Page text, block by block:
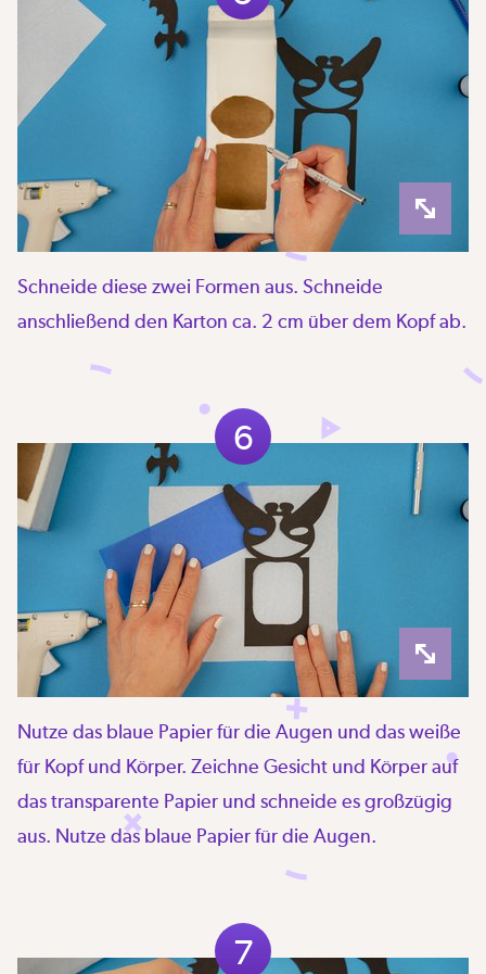
Schneide diese zwei Formen aus. Schneide
anschließend den Karton ca. 2 cm über dem Kopf ab.
6
Nutze das blaue Papier für die Augen und das weiße
für Kopf und Körper. Zeichne Gesicht und Körper auf
das transparente Papier und schneide es großzügig
aus. Nutze das blaue Papier für die Augen.
7